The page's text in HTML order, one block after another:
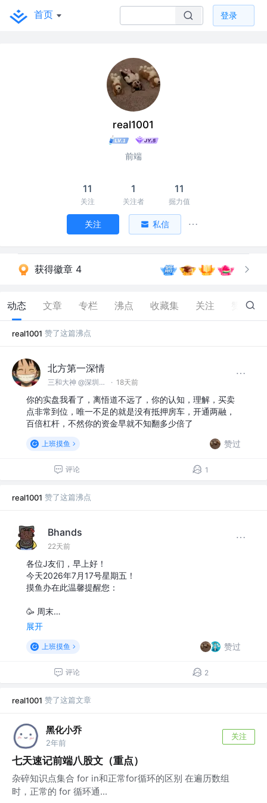
首页 登录
real1001
前端
11
关注
1
关注者
11
掘力值
关注 私信
获得徽章 4
动态 文章 专栏 沸点 收藏集 关注 104
real1001 赞了这篇沸点
北方第一深情
三和大神 @深圳三和科技有限责任公司 · 18天前
你的实盘我看了，离悟道不远了，你的认知，理解，买卖
点非常到位，唯一不足的就是没有抵押房车，开通两融，
百倍杠杆，不然你的资金早就不知翻多少倍了
上班摸鱼 赞过
评论 1
real1001 赞了这篇沸点
Bhands
22天前
各位J友们，早上好！
今天2026年7月17号星期五！
摸鱼办在此温馨提醒您：
🥳 周末…
展开
上班摸鱼 赞过
评论 2
real1001 赞了这篇文章
黑化小乔
2年前
关注
七天速记前端八股文（重点）
杂碎知识点集合 for in和正常for循环的区别 在遍历数组
时，正常的 for 循环通...